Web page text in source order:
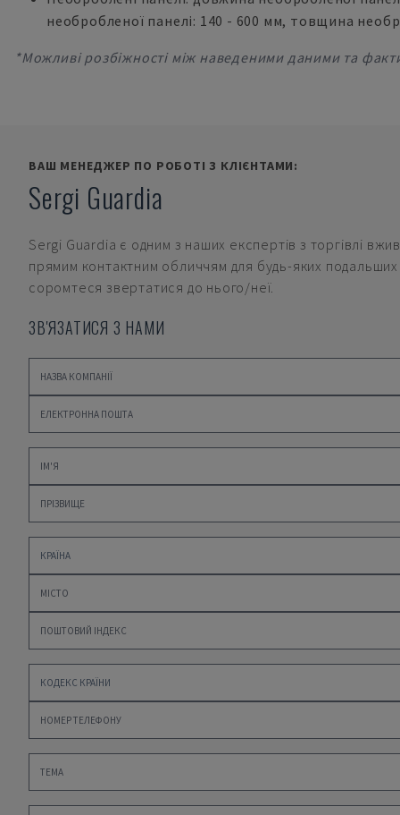
необробленої панелі: 140 - 600 мм, товщина
*Можливі розбіжності між наведеними даними та
ВАШ МЕНЕДЖЕР ПО РОБОТІ З КЛІЄНТАМИ:
Sergi Guardia
Sergi Guardia є одним з наших експертів з торгівлі
прямим контактним обличчям для будь-яких
соромтеся звертатися до нього/неї.
ЗВ'ЯЗАТИСЯ З НАМИ